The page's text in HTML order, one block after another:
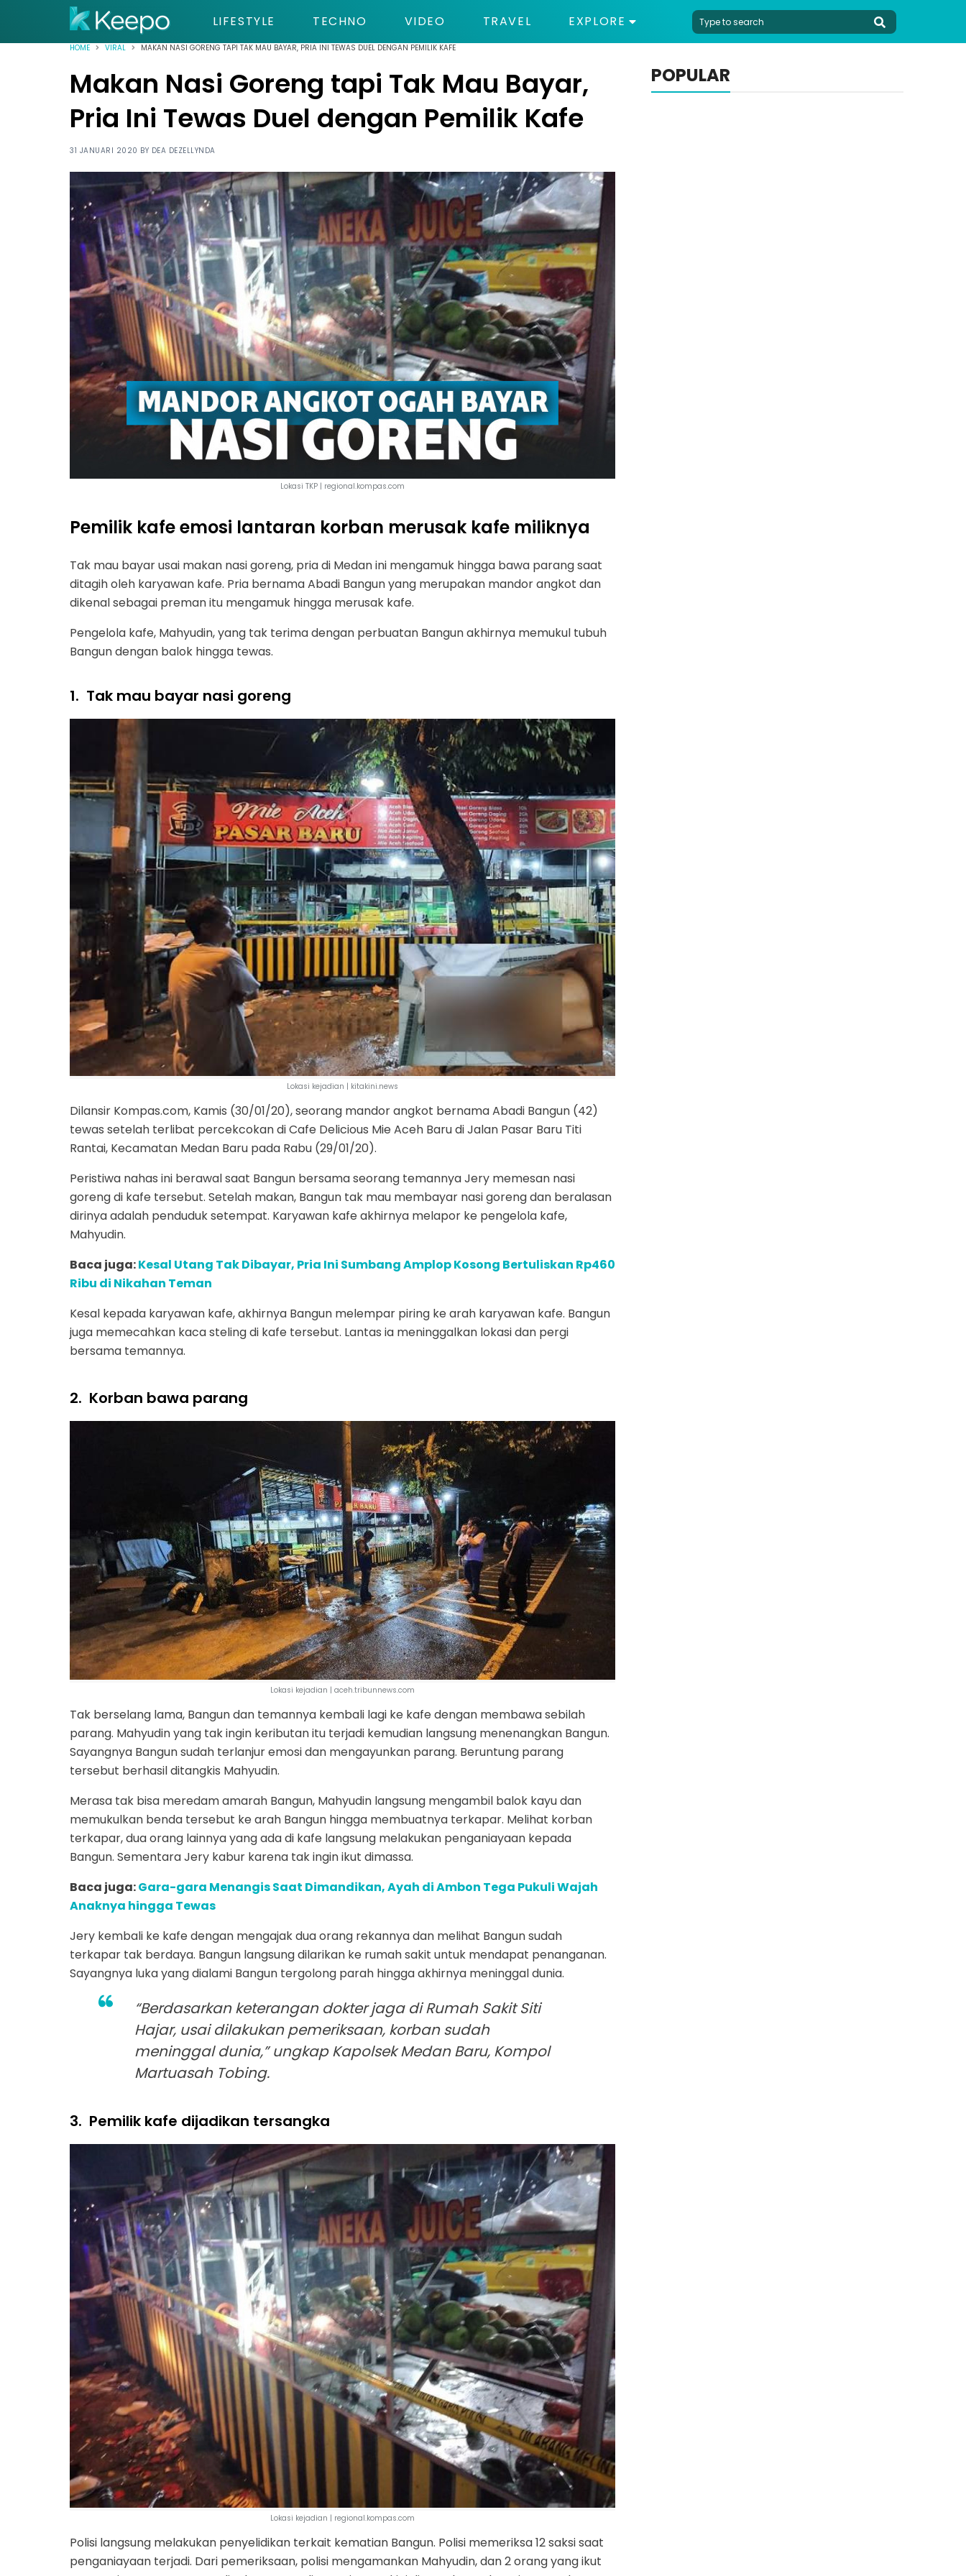
LIFESTYLE TECHNO VIDEO TRAVEL EXPLORE
HOME VIRAL MAKAN NASI GORENG TAPI TAK MAU BAYAR, PRIA INI TEWAS DUEL DENGAN PEMILIK KAFE
Makan Nasi Goreng tapi Tak Mau Bayar,
Pria Ini Tewas Duel dengan Pemilik Kafe
31 JANUARI 2020 BY DEA DEZELLYNDA
Lokasi TKP | regional.kompas.com
Pemilik kafe emosi lantaran korban merusak kafe miliknya
Tak mau bayar usai makan nasi goreng, pria di Medan ini mengamuk hingga bawa parang saat
ditagih oleh karyawan kafe. Pria bernama Abadi Bangun yang merupakan mandor angkot dan
dikenal sebagai preman itu mengamuk hingga merusak kafe.
Pengelola kafe, Mahyudin, yang tak terima dengan perbuatan Bangun akhirnya memukul tubuh
Bangun dengan balok hingga tewas.
1. Tak mau bayar nasi goreng
Lokasi kejadian | kitakini.news
Dilansir Kompas.com, Kamis (30/01/20), seorang mandor angkot bernama Abadi Bangun (42)
tewas setelah terlibat percekcokan di Cafe Delicious Mie Aceh Baru di Jalan Pasar Baru Titi
Rantai, Kecamatan Medan Baru pada Rabu (29/01/20).
Peristiwa nahas ini berawal saat Bangun bersama seorang temannya Jery memesan nasi
goreng di kafe tersebut. Setelah makan, Bangun tak mau membayar nasi goreng dan beralasan
dirinya adalah penduduk setempat. Karyawan kafe akhirnya melapor ke pengelola kafe,
Mahyudin.
Baca juga:Kesal Utang Tak Dibayar, Pria Ini Sumbang Amplop Kosong Bertuliskan Rp460
Ribu di Nikahan Teman
Kesal kepada karyawan kafe, akhirnya Bangun melempar piring ke arah karyawan kafe. Bangun
juga memecahkan kaca steling di kafe tersebut. Lantas ia meninggalkan lokasi dan pergi
bersama temannya.
2. Korban bawa parang
Lokasi kejadian | aceh.tribunnews.com
Tak berselang lama, Bangun dan temannya kembali lagi ke kafe dengan membawa sebilah
parang. Mahyudin yang tak ingin keributan itu terjadi kemudian langsung menenangkan Bangun.
Sayangnya Bangun sudah terlanjur emosi dan mengayunkan parang. Beruntung parang
tersebut berhasil ditangkis Mahyudin.
Merasa tak bisa meredam amarah Bangun, Mahyudin langsung mengambil balok kayu dan
memukulkan benda tersebut ke arah Bangun hingga membuatnya terkapar. Melihat korban
terkapar, dua orang lainnya yang ada di kafe langsung melakukan penganiayaan kepada
Bangun. Sementara Jery kabur karena tak ingin ikut dimassa.
Baca juga:Gara-gara Menangis Saat Dimandikan, Ayah di Ambon Tega Pukuli Wajah
Anaknya hingga Tewas
Jery kembali ke kafe dengan mengajak dua orang rekannya dan melihat Bangun sudah
terkapar tak berdaya. Bangun langsung dilarikan ke rumah sakit untuk mendapat penanganan.
Sayangnya luka yang dialami Bangun tergolong parah hingga akhirnya meninggal dunia.
“Berdasarkan keterangan dokter jaga di Rumah Sakit Siti
Hajar, usai dilakukan pemeriksaan, korban sudah
meninggal dunia,” ungkap Kapolsek Medan Baru, Kompol
Martuasah Tobing.
3. Pemilik kafe dijadikan tersangka
Lokasi kejadian | regional.kompas.com
Polisi langsung melakukan penyelidikan terkait kematian Bangun. Polisi memeriksa 12 saksi saat
penganiayaan terjadi. Dari pemeriksaan, polisi mengamankan Mahyudin, dan 2 orang yang ikut
POPULAR